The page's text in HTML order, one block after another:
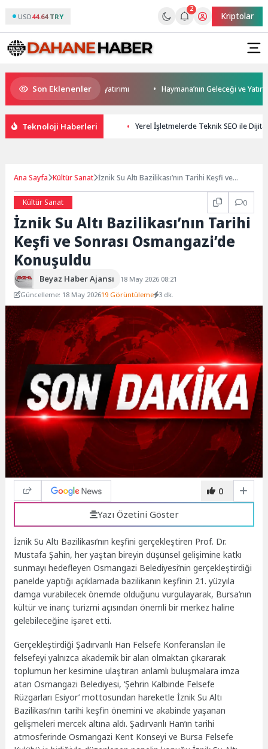
USD44.64 TRY
2
Kriptolar
Son Eklenenler
modern ulaşım yatırımı Haymana’nın Geleceği ve Yatırım
Teknoloji Haberleri Yerel İşletmelerde Teknik SEO ile
Ana Sayfa Kültür Sanat İznik Su Altı Bazilikası’nın Tarihi Keşfi ve
Kültür Sanat
0
İznik Su Altı Bazilikası’nın Tarihi
Keşfi ve Sonrası Osmangazi’de
Konuşuldu
Beyaz Haber Ajansı
18 May 2026 08:21
Güncelleme: 18 May 202619 Görüntüleme 3 dk.
0
Yazı Özetini Göster
İznik Su Altı Bazilikası’nın keşfini gerçekleştiren Prof. Dr.
Mustafa Şahin, her yaştan bireyin düşünsel gelişimine katkı
sunmayı hedefleyen Osmangazi Belediyesi’nin gerçekleştirdiği
panelde yaptığı açıklamada bazilikanın keşfinin 21. yüzyıla
damga vurabilecek önemde olduğunu vurgulayarak, Bursa’nın
kültür ve inanç turizmi açısından önemli bir merkez haline
gelebileceğine işaret etti.
Gerçekleştirdiği Şadırvanlı Han Felsefe Konferansları ile
felsefeyi yalnızca akademik bir alan olmaktan çıkararak
toplumun her kesimine ulaştıran anlamlı buluşmalara imza
atan Osmangazi Belediyesi, ‘Şehrin Kalbinde Felsefe
Rüzgarları Esiyor’ mottosundan hareketle İznik Su Altı
Bazilikası’nın tarihi keşfin önemini ve akabinde yaşanan
gelişmeleri mercek altına aldı. Şadırvanlı Han’ın tarihi
atmosferinde Osmangazi Kent Konseyi ve Bursa Felsefe